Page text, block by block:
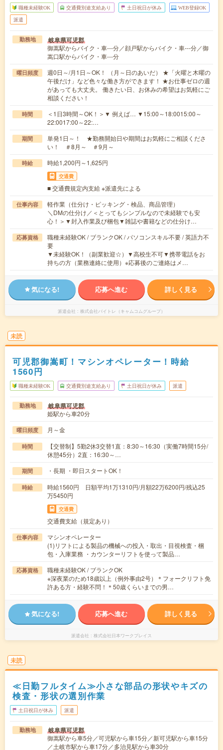
職種未経験OK 交通費別途支給あり 土日祝日が休み WEB登録OK
派遣
勤務地 岐阜県可児郡
御嵩駅からバイク・車---分／顔戸駅からバイク・車---分／御
嵩口駅からバイク・車---分
曜日頻度
週0日～/月1日～OK！ （月～日のあいだ） ★「火曜と木曜の
午後だけ」など色々な働き方ができます！ ★お仕事ゼロの週
があっても大丈夫。 働きたい日、お休みの希望はお気軽にご
相談ください！
時間
＜1日3時間～OK！＞▼ 例えば… ▼15:00～18:0015:00～
22:0017:00～22:…
期間
単発1日～！ ★勤務開始日や期間はお気軽にご相談くださ
い！ ＃8月～ ＃9月～
時給 時給1,200円～1,625円
交通費
■ 交通費規定内支給 ※派遣先による
仕事内容
軽作業（仕分け・ピッキング・検品、商品管理）
＼DMの仕分け／＜とってもシンプルなので未経験でも安
心！＞▼封入作業及び梱包▼雑誌や書籍などの仕分け…
応募資格
職種未経験OK / ブランクOK / パソコンスキル不要 / 英語力不
要
▼未経験OK！（副業歓迎☆）▼高校生不可▼携帯電話をお
持ちの方（業務連絡に使用）※応募後のご連絡はメ…
気になる! 応募へ進む 詳しく見る
派遣会社 株式会社バイトレ（キャムコムグループ）
未読
可児郡御嵩町！マシンオペレーター！時給
1560円
職種未経験OK 交通費別途支給あり 土日祝日が休み 派遣
勤務地 岐阜県可児郡
姫駅から車20分
曜日頻度 月～金
時間
【交替制】5勤2休3交替1直：8:30～16:30（実働7時間15分/
休憩45分）2直：16:30～…
期間 ・長期 ・即日スタートOK！
時給
時給1560円 日額平均1万1310円/月額22万6200円/残込25
万5450円
交通費
交通費支給（規定あり）
仕事内容
マシンオペレーター
(1)リフトによる製品の機械への投入・取出・目視検査・梱
包・入庫業務 ・カウンターリフトを使って製品…
応募資格
職種未経験OK / ブランクOK
※深夜業のため18歳以上（例外事由2号）＊フォークリフト免
許ある方・経験不問！＊50歳くらいまでの男…
気になる! 応募へ進む 詳しく見る
派遣会社 株式会社日本ワークプレイス
未読
≪日勤フルタイム≫小さな部品の形状やキズの
検査・形状の選別作業
土日祝日が休み 派遣
勤務地 岐阜県可児郡
御嵩駅から車5分／可児駅から車15分／新可児駅から車15分
／土岐市駅から車17分／多治見駅から車30分